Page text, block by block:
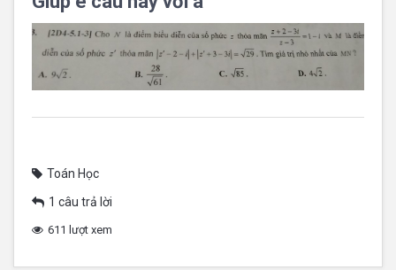
Toán Học
1 câu trả lời
611 lượt xem